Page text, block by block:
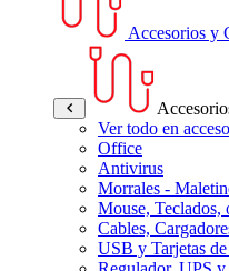
Accesorios y
Ver todo en
Office
Antivirus
Morrales -
Mouse, Teclados,
Cables,
USB y Tarjetas